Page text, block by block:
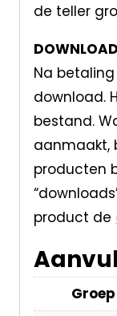
de teller
DOWNLOAD
Na
download.
bestand.
aanmaakt,
producten
product de
Groep